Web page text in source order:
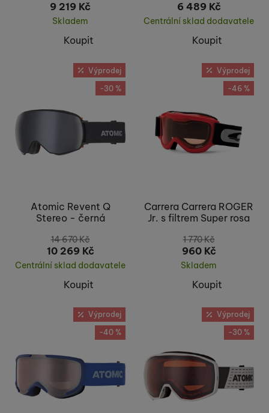
9 219 Kč
Skladem
Koupit
6 489 Kč
Centrální sklad dodavatele
Koupit
Výprodej
-30 %
Atomic Revent Q
Stereo - černá
14 670Kč
10 269 Kč
Centrální sklad dodavatele
Koupit
Výprodej
-46 %
Carrera Carrera ROGER
Jr. s filtrem Super rosa
1 770Kč
960 Kč
Skladem
Koupit
Výprodej
-40 %
Výprodej
-30 %